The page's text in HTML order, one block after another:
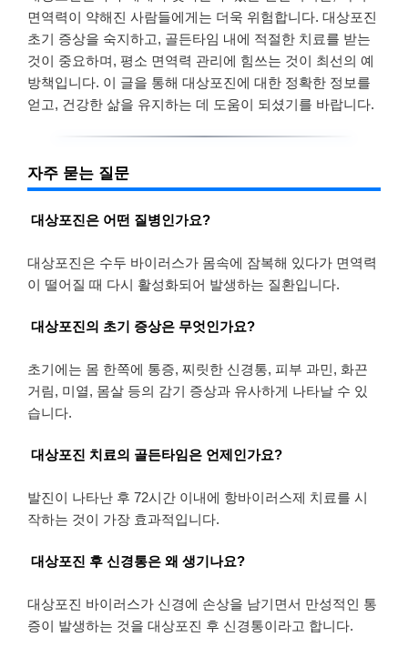
면역력이 약해진 사람들에게는 더욱 위험합니다. 대상포진
초기 증상을 숙지하고, 골든타임 내에 적절한 치료를 받는
것이 중요하며, 평소 면역력 관리에 힘쓰는 것이 최선의 예
방책입니다. 이 글을 통해 대상포진에 대한 정확한 정보를
얻고, 건강한 삶을 유지하는 데 도움이 되셨기를 바랍니다.
자주 묻는 질문
대상포진은 어떤 질병인가요?
대상포진은 수두 바이러스가 몸속에 잠복해 있다가 면역력
이 떨어질 때 다시 활성화되어 발생하는 질환입니다.
대상포진의 초기 증상은 무엇인가요?
초기에는 몸 한쪽에 통증, 찌릿한 신경통, 피부 과민, 화끈
거림, 미열, 몸살 등의 감기 증상과 유사하게 나타날 수 있
습니다.
대상포진 치료의 골든타임은 언제인가요?
발진이 나타난 후 72시간 이내에 항바이러스제 치료를 시
작하는 것이 가장 효과적입니다.
대상포진 후 신경통은 왜 생기나요?
대상포진 바이러스가 신경에 손상을 남기면서 만성적인 통
증이 발생하는 것을 대상포진 후 신경통이라고 합니다.